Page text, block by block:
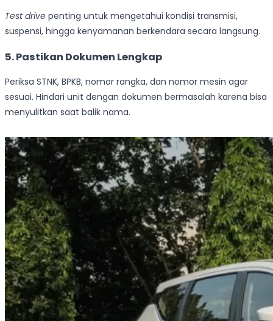
Test drive penting untuk mengetahui kondisi transmisi,
suspensi, hingga kenyamanan berkendara secara langsung.
5. Pastikan Dokumen Lengkap
Periksa STNK, BPKB, nomor rangka, dan nomor mesin agar
sesuai. Hindari unit dengan dokumen bermasalah karena bisa
menyulitkan saat balik nama.